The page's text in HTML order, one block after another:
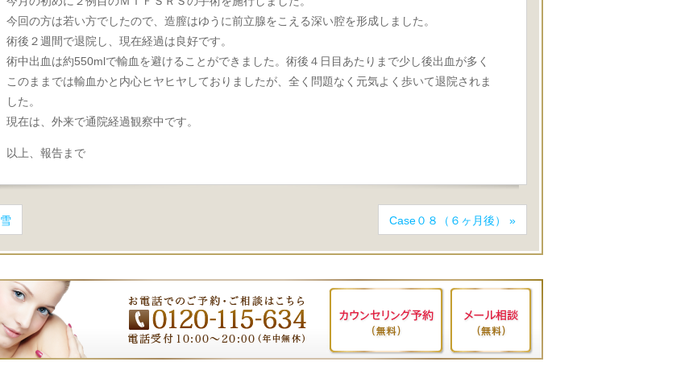
今回の方は若い方でしたので、造膣はゆうに前立腺をこえる深い腔を形成しました。
術後２週間で退院し、現在経過は良好です。
術中出血は約550mlで輸血を避けることができました。術後４日目あたりまで少し後出血が多く
このままでは輸血かと内心ヒヤヒヤしておりましたが、全く問題なく元気よく歩いて退院されま
した。
現在は、外来で通院経過観察中です。
以上、報告まで
雪 Case０８（６ヶ月後） »